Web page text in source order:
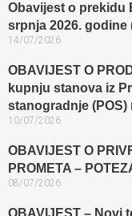
Obavijest o prekidu
srpnja 2026. godine
14/07/2026
OBAVIJEST O
kupnju stanova iz
stanogradnje
10/07/2026
OBAVIJEST O
PROMETA –
08/07/2026
OBAVIJEST – Novi